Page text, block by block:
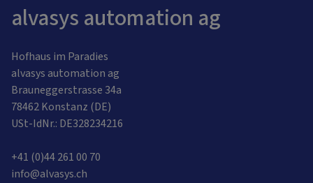
alvasys automation ag
Hofhaus im Paradies
alvasys automation ag
Brauneggerstrasse 34a
78462 Konstanz (DE)
USt-IdNr.: DE328234216
+41 (0)44 261 00 70
info@alvasys.ch